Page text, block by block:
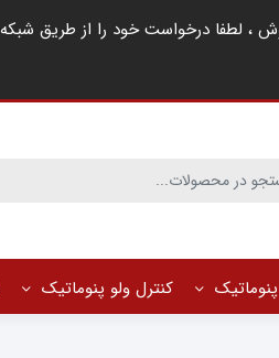
کنترل ولو پنوماتیک